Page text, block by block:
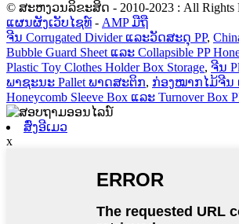
© ສະຫງວນລິຂະສິດ - 2010-2023 : All Rights
ແຜນຜັງເວັບໄຊທ໌ - AMP ມືຖື
ຈີນ Corrugated Divider ແລະວັດສະດຸ PP,
Bubble Guard Sheet ແລະ Collapsible PP
Plastic Toy Clothes Holder Box Storage, ຈີນ
ພາຊະນະ Pallet ພາດສະຕິກ, ກ່ອງໝາກໄມ້ຈີນ
Honeycomb Sleeve Box ແລະ Turnover Box
ສົ່ງອີເມວ
x